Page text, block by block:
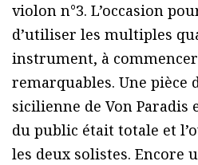
violon n°3. L’occasion
d’utiliser les multiples
instrument, à
remarquables. Une pièce
sicilienne de Von Paradis
du public était totale et
les deux solistes. Encore